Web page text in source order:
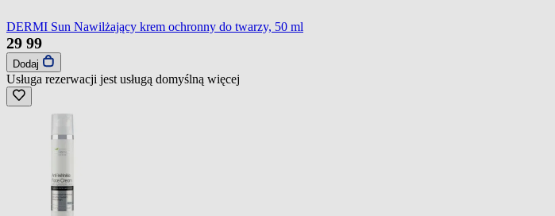
DERMI Sun Nawilżający krem ochronny do twarzy, 50 ml
29 99
Dodaj
Usługa rezerwacji jest usługą domyślną więcej